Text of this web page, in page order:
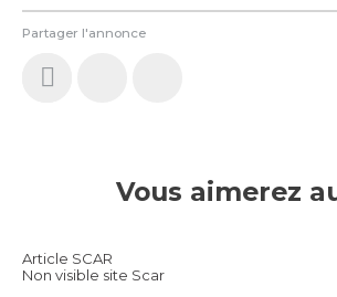
Partager l'annonce
Vous aimerez
Article SCAR
Non visible site Scar